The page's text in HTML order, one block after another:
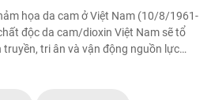
họa da cam ở Việt Nam (10/8/1961-
độc da cam/dioxin Việt Nam sẽ tổ
tri ân và vận động nguồn lực